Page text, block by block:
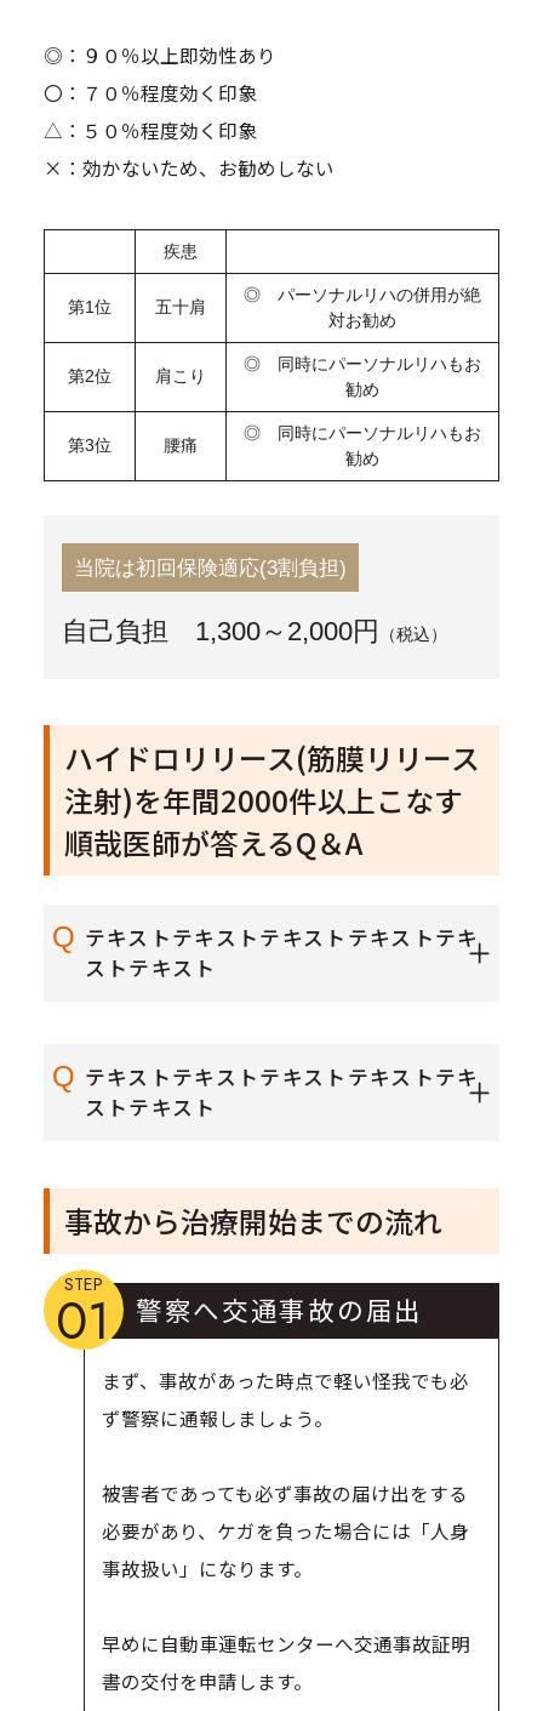
◎：９０％以上即効性あり
〇：７０％程度効く印象
△：５０％程度効く印象
×：効かないため、お勧めしない
疾患
第1位 五十肩
◎ パーソナルリハの併用が絶
対お勧め
第2位 肩こり
◎ 同時にパーソナルリハもお
勧め
第3位 腰痛
◎ 同時にパーソナルリハもお
勧め
当院は初回保険適応(3割負担)
自己負担 1,300～2,000円 （税込）
ハイドロリリース(筋膜リリース
注射)を年間2000件以上こなす
順哉医師が答えるQ＆A
Q テキストテキストテキストテキストテキ
ストテキスト
Q テキストテキストテキストテキストテキ
ストテキスト
事故から治療開始までの流れ
STEP
01 警察へ交通事故の届出
まず、事故があった時点で軽い怪我でも必
ず警察に通報しましょう。
被害者であっても必ず事故の届け出をする
必要があり、ケガを負った場合には「人身
事故扱い」になります。
早めに自動車運転センターへ交通事故証明
書の交付を申請します。